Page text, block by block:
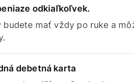
odkiaľkoľvek.
budete mať vždy po ruke a
debetná karta